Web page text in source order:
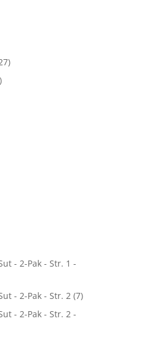
- 2-Pak - Str. 1 -
- 2-Pak - Str. 2 (7)
- 2-Pak - Str. 2 -